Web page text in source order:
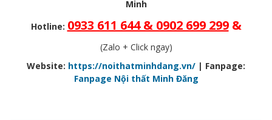
Minh
Hotline: 0933 611 644 & 0902 699 299 &
(Zalo + Click ngay)
Website: https://noithatminhdang.vn/ | Fanpage:
Fanpage Nội thất Minh Đăng